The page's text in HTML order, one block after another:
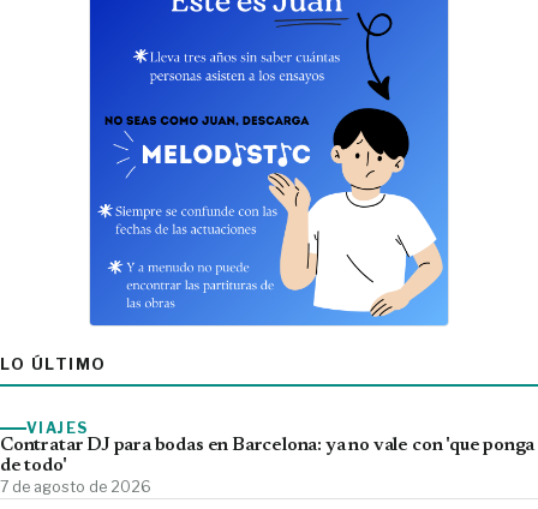
LO ÚLTIMO
VIAJES
Contratar DJ para bodas en Barcelona: ya no vale con 'que ponga
de todo'
7 de agosto de 2026